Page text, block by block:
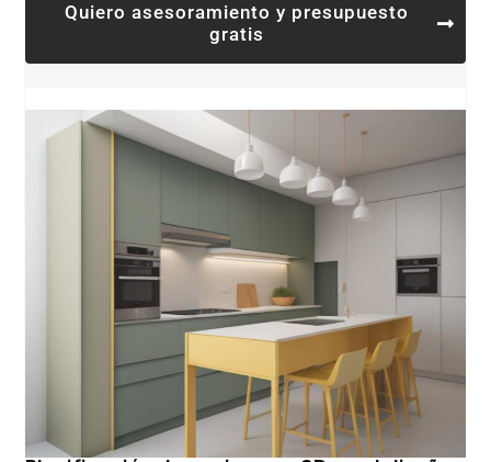
Quiero asesoramiento y presupuesto
gratis